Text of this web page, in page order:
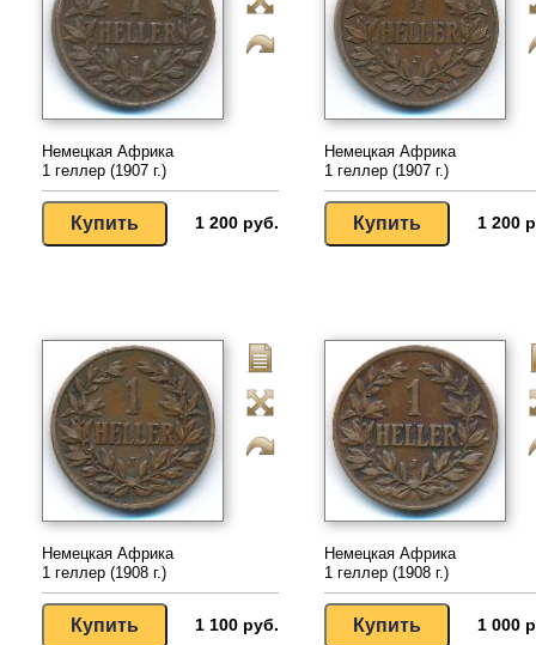
Немецкая Африка
1 геллер (1907 г.)
1 200 руб.
Немецкая Африка
1 геллер (1907 г.)
1 200
Немецкая Африка
1 геллер (1908 г.)
1 100 руб.
Немецкая Африка
1 геллер (1908 г.)
1 000